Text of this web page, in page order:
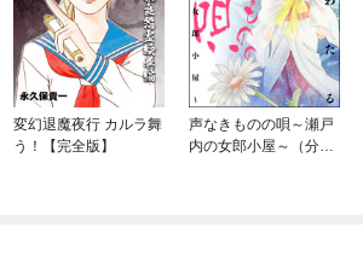
変幻退魔夜行 カルラ舞
う！【完全版】
声なきものの唄～瀬戸
内の女郎小屋～（分冊